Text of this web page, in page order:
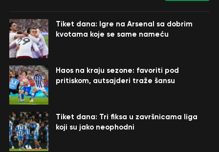
Tiket dana: Igre na Arsenal sa dobrim
kvotama koje se same nameću
Haos na kraju sezone: favoriti pod
pritiskom, autsajderi traže šansu
Tiket dana: Tri fiksa u završnicama liga
koji su jako neophodni